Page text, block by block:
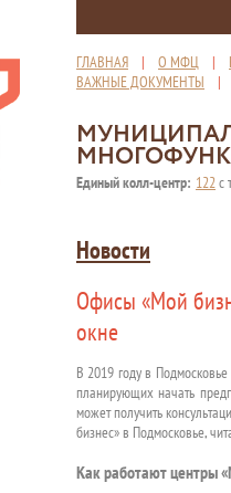
ГЛАВНАЯ | О МФЦ |
ВАЖНЫЕ ДОКУМЕНТЫ
Единый колл-центр: 122с
Новости
Офисы «Мой
окне
В 2019 году в
планирующих начать
может получить
бизнес» в Подмосковье,
Как работают центры